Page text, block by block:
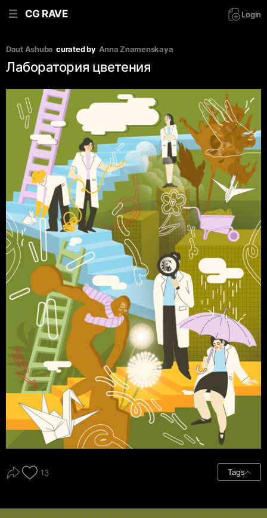
CG RAVE Login
Daut Ashuba curated by Anna Znamenskaya
Лаборатория цветения
13 Tags